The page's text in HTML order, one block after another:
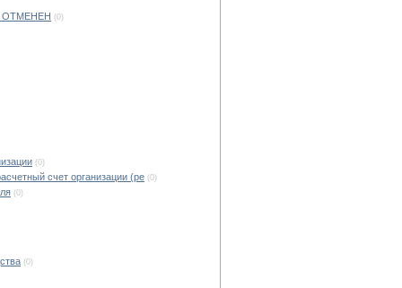
ОТМЕНЕН (0)
(0)
счет организации (ре (0)
(0)
(0)